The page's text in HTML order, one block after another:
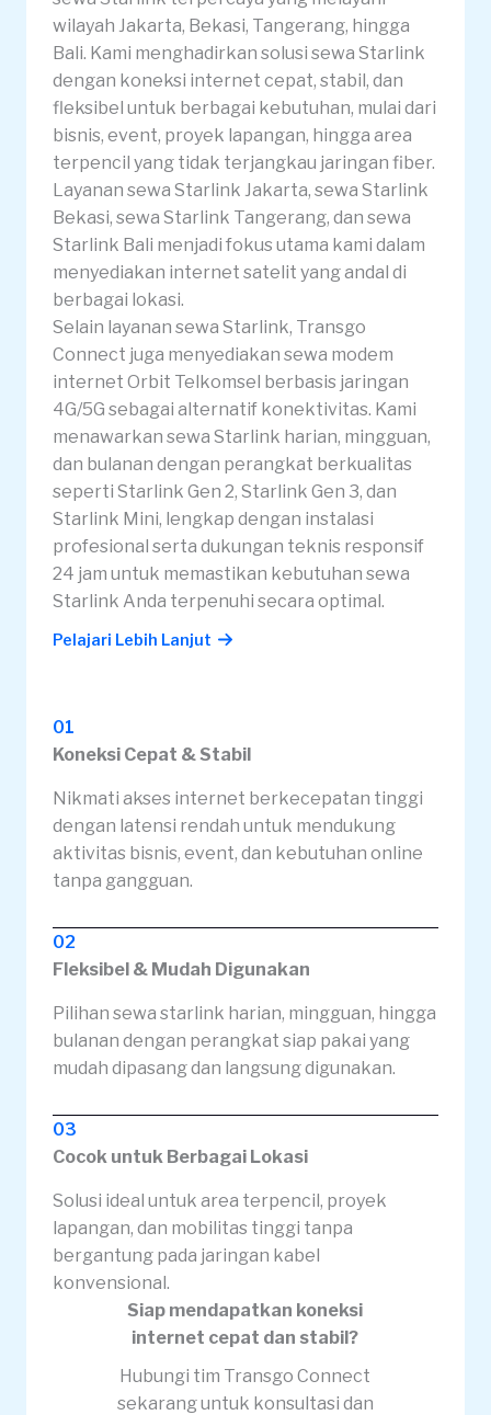
wilayah Jakarta, Bekasi, Tangerang, hingga
Bali. Kami menghadirkan solusi sewa Starlink
dengan koneksi internet cepat, stabil, dan
fleksibel untuk berbagai kebutuhan, mulai dari
bisnis, event, proyek lapangan, hingga area
terpencil yang tidak terjangkau jaringan fiber.
Layanan sewa Starlink Jakarta, sewa Starlink
Bekasi, sewa Starlink Tangerang, dan sewa
Starlink Bali menjadi fokus utama kami dalam
menyediakan internet satelit yang andal di
berbagai lokasi.
Selain layanan sewa Starlink, Transgo
Connect juga menyediakan sewa modem
internet Orbit Telkomsel berbasis jaringan
4G/5G sebagai alternatif konektivitas. Kami
menawarkan sewa Starlink harian, mingguan,
dan bulanan dengan perangkat berkualitas
seperti Starlink Gen 2, Starlink Gen 3, dan
Starlink Mini, lengkap dengan instalasi
profesional serta dukungan teknis responsif
24 jam untuk memastikan kebutuhan sewa
Starlink Anda terpenuhi secara optimal.
Pelajari Lebih Lanjut
01
Koneksi Cepat & Stabil
Nikmati akses internet berkecepatan tinggi
dengan latensi rendah untuk mendukung
aktivitas bisnis, event, dan kebutuhan online
tanpa gangguan.
02
Fleksibel & Mudah Digunakan
Pilihan sewa starlink harian, mingguan, hingga
bulanan dengan perangkat siap pakai yang
mudah dipasang dan langsung digunakan.
03
Cocok untuk Berbagai Lokasi
Solusi ideal untuk area terpencil, proyek
lapangan, dan mobilitas tinggi tanpa
bergantung pada jaringan kabel
konvensional.
Siap mendapatkan koneksi
internet cepat dan stabil?
Hubungi tim Transgo Connect
sekarang untuk konsultasi dan